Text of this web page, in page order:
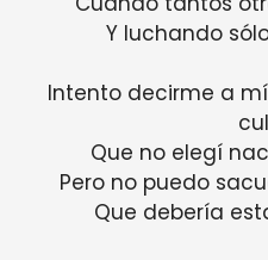
Y luchando
Intento decirme a
Que no elegí
Pero no puedo
Que debería